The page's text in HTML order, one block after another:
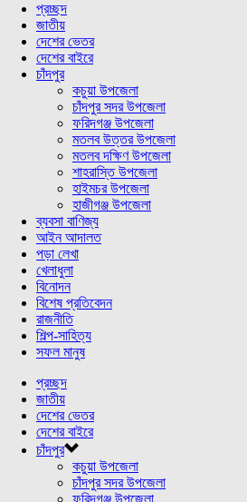
প্রচ্ছদ
জাতীয়
দেশের ভেতর
দেশের বাইরে
চাঁদপুর
কচুয়া উপজেলা
চাঁদপুর সদর উপজেলা
ফরিদগঞ্জ উপজেলা
মতলব উত্তর উপজেলা
মতলব দক্ষিণ উপজেলা
শাহরাস্তি উপজেলা
হাইমচর উপজেলা
হাজীগঞ্জ উপজেলা
ব্যবসা বাণিজ্য
আইন আদালত
পড়া লেখা
খেলাধুলা
বিনোদন
বিশেষ প্রতিবেদন
রাজনীতি
শিল্প-সাহিত্য
সফল মানুষ
প্রচ্ছদ
জাতীয়
দেশের ভেতর
দেশের বাইরে
চাঁদপুর
কচুয়া উপজেলা
চাঁদপুর সদর উপজেলা
ফরিদগঞ্জ উপজেলা